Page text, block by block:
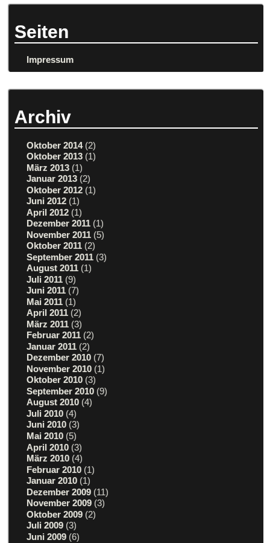
Seiten
Impressum
Archiv
Oktober 2014(2)
Oktober 2013 (1)
März 2013 (1)
Januar 2013 (2)
Oktober 2012 (1)
Juni 2012 (1)
April 2012 (1)
Dezember 2011 (1)
November 2011 (5)
Oktober 2011 (2)
September 2011 (3)
August 2011 (1)
Juli 2011 (9)
Juni 2011 (7)
Mai 2011 (1)
April 2011 (2)
März 2011 (3)
Februar 2011 (2)
Januar 2011 (2)
Dezember 2010 (7)
November 2010 (1)
Oktober 2010 (3)
September 2010 (9)
August 2010 (4)
Juli 2010 (4)
Juni 2010 (3)
Mai 2010 (5)
April 2010 (3)
März 2010 (4)
Februar 2010 (1)
Januar 2010 (1)
Dezember 2009 (11)
November 2009 (3)
Oktober 2009 (2)
Juli 2009 (3)
Juni 2009 (6)